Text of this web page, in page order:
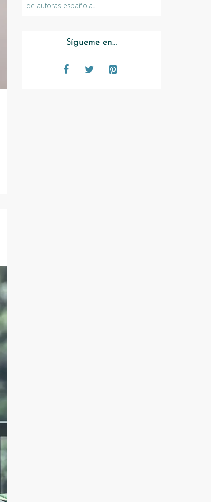
de autoras española...
Sígueme en…